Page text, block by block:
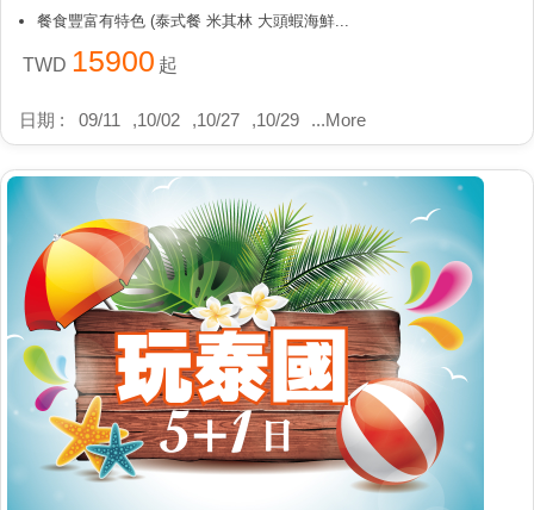
餐食豐富有特色 (泰式餐 米其林 大頭蝦海鮮...
TWD 15900 起
日期 : 09/11 ,10/02 ,10/27 ,10/29 ...More